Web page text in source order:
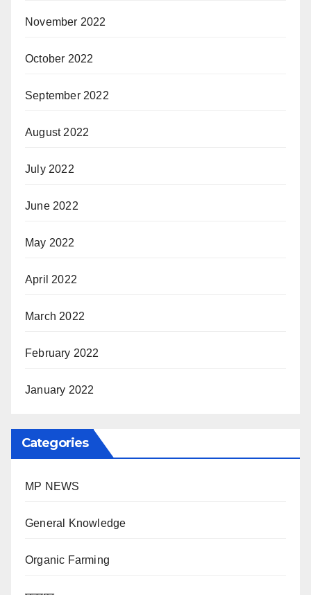
November 2022
October 2022
September 2022
August 2022
July 2022
June 2022
May 2022
April 2022
March 2022
February 2022
January 2022
Categories
MP NEWS
General Knowledge
Organic Farming